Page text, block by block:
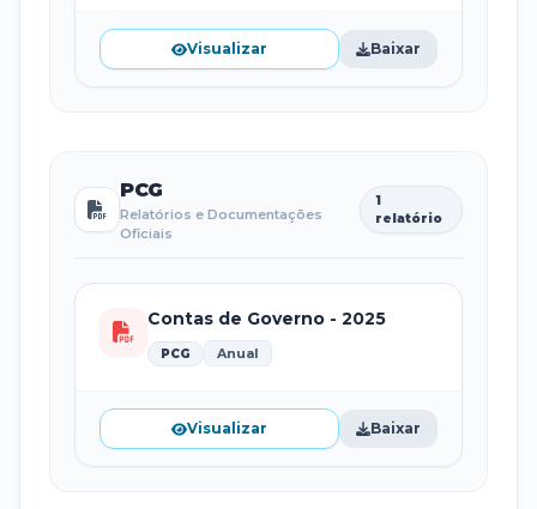
Visualizar Baixar
PCG
Relatórios e Documentações
Oficiais
1
relatório
Contas de Governo - 2025
PCG Anual
Visualizar Baixar